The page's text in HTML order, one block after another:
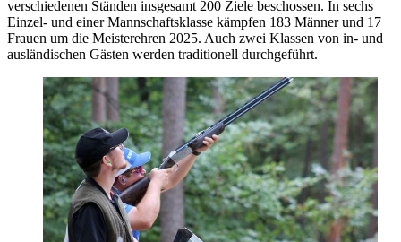
verschiedenen Ständen insgesamt 200 Ziele beschossen. In sechs
Einzel- und einer Mannschaftsklasse kämpfen 183 Männer und 17
Frauen um die Meisterehren 2025. Auch zwei Klassen von in- und
ausländischen Gästen werden traditionell durchgeführt.